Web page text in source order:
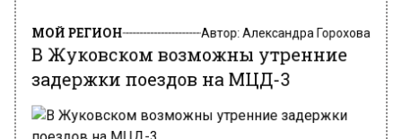
МОЙ РЕГИОН
В Жуковском возможны утренние
задержки поездов на МЦД-3